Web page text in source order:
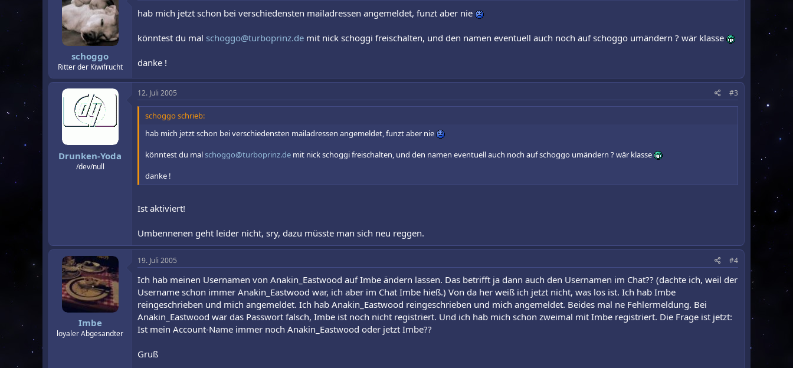
schoggo
Ritter der Kiwifrucht
hab mich jetzt schon bei verschiedensten mailadressen angemeldet, funzt aber nie
könntest du mal schoggo@turboprinz.de mit nick schoggi freischalten, und den namen eventuell auch noch auf schoggo umändern ? wär klasse
danke !
Drunken-Yoda
/dev/null
12. Juli 2005 #3
schoggo schrieb:
hab mich jetzt schon bei verschiedensten mailadressen angemeldet, funzt aber nie
könntest du malschoggo@turboprinz.de mit nick schoggi freischalten, und den namen eventuell auch noch auf schoggo umändern ? wär klasse
danke !
Ist aktiviert!
Umbennenen geht leider nicht, sry, dazu müsste man sich neu reggen.
Imbe
loyaler Abgesandter
19. Juli 2005 #4
Ich hab meinen Usernamen von Anakin_Eastwood auf Imbe ändern lassen. Das betrifft ja dann auch den Usernamen im Chat?? (dachte ich, weil der
Username schon immer Anakin_Eastwood war, ich aber im Chat Imbe hieß.) Von da her weiß ich jetzt nicht, was los ist. Ich hab Imbe
reingeschrieben und mich angemeldet. Ich hab Anakin_Eastwood reingeschrieben und mich angemeldet. Beides mal ne Fehlermeldung. Bei
Anakin_Eastwood war das Passwort falsch, Imbe ist noch nicht registriert. Und ich hab mich schon zweimal mit Imbe registriert. Die Frage ist jetzt:
Ist mein Account-Name immer noch Anakin_Eastwood oder jetzt Imbe??
Gruß